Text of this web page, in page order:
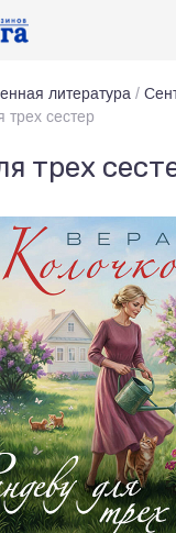
литература /
трех сестер
трех